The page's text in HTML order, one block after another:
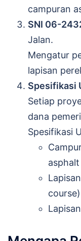
campuran
SNI 06-
Jalan.
Mengatur
lapisan
Spesifikasi
Setiap
dana
Spesifikasi